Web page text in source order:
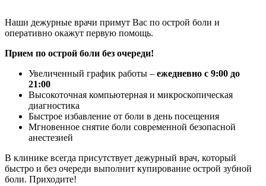
Наши дежурные врачи примут Вас по острой боли и
оперативно окажут первую помощь.
Прием по острой боли без очереди!
Увеличенный график работы – ежедневно с 9:00 до
21:00
Высокоточная компьютерная и микроскопическая
диагностика
Быстрое избавление от боли в день посещения
Мгновенное снятие боли современной безопасной
анестезией
В клинике всегда присутствует дежурный врач, который
быстро и без очереди выполнит купирование острой зубной
боли. Приходите!